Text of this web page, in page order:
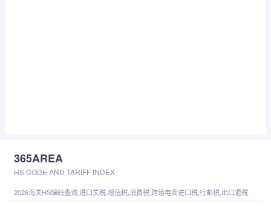
365AREA
HS CODE AND TARIFF INDEX
2026海关HS编码查询,进口关税,增值税,消费税,跨境电商进口税,行邮税,出口退税